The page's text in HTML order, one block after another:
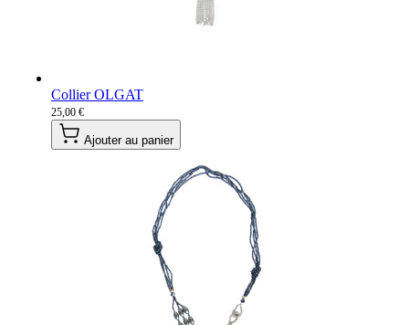
Collier OLGAT
25,00 €
Ajouter au panier